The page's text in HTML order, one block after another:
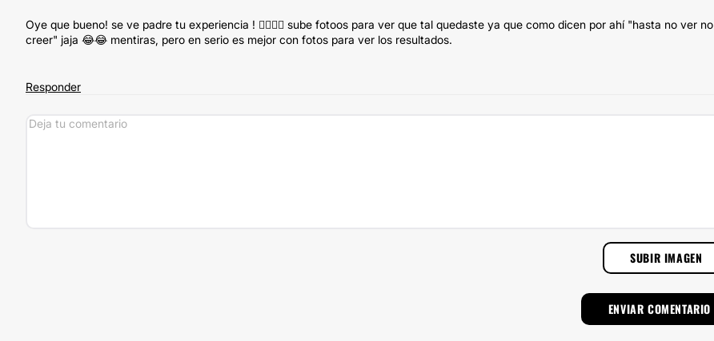
Oye que bueno! se ve padre tu experiencia ! 🙋‍♀️🙋‍♀️ sube fotoos para ver que tal quedaste ya que como dicen por ahí "hasta no ver no
creer" jaja 😂😂 mentiras, pero en serio es mejor con fotos para ver los resultados.
Responder
SUBIR IMAGEN